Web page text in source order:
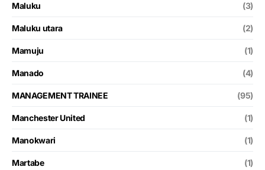
Maluku (3)
Maluku utara (2)
Mamuju (1)
Manado (4)
MANAGEMENT TRAINEE (95)
Manchester United (1)
Manokwari (1)
Martabe (1)